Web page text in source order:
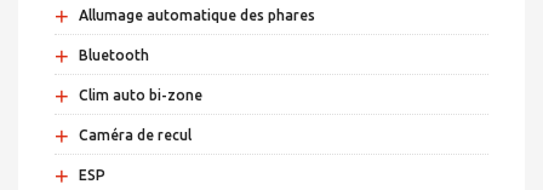
+ Allumage automatique des phares
+ Bluetooth
+ Clim auto bi-zone
+ Caméra de recul
+ ESP